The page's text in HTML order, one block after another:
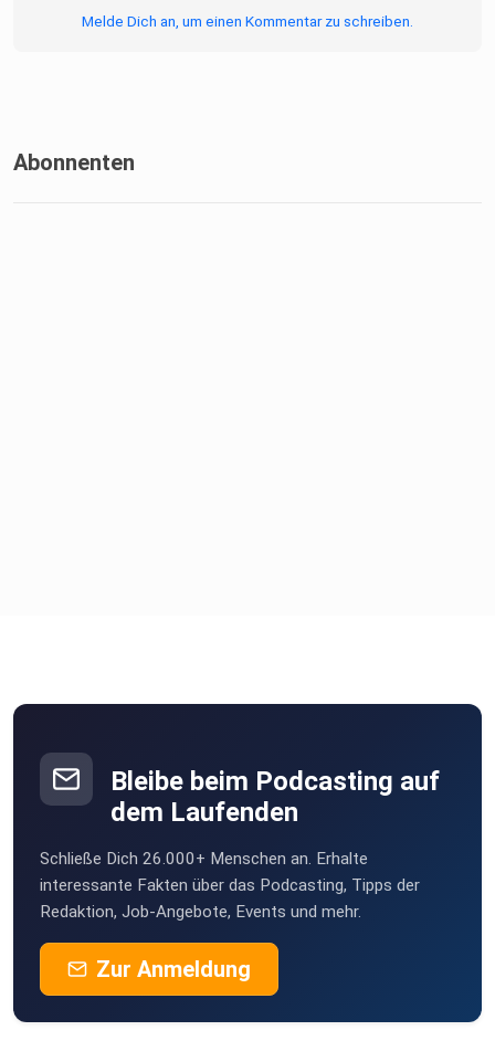
Melde Dich an, um einen Kommentar zu schreiben.
Abonnenten
Bleibe beim Podcasting auf
dem Laufenden
Schließe Dich 26.000+ Menschen an. Erhalte
interessante Fakten über das Podcasting, Tipps der
Redaktion, Job-Angebote, Events und mehr.
Zur Anmeldung